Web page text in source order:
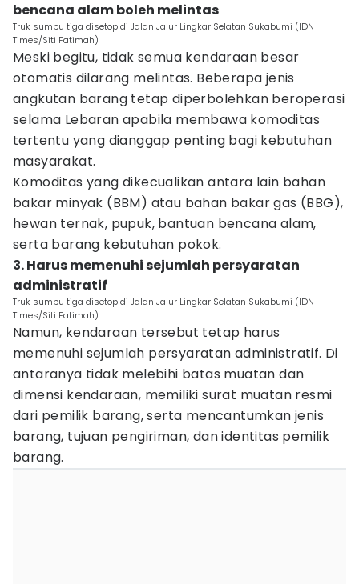
bencana alam boleh melintas
Truk sumbu tiga disetop di Jalan Jalur Lingkar Selatan Sukabumi (IDN
Times/Siti Fatimah)
Meski begitu, tidak semua kendaraan besar
otomatis dilarang melintas. Beberapa jenis
angkutan barang tetap diperbolehkan beroperasi
selama Lebaran apabila membawa komoditas
tertentu yang dianggap penting bagi kebutuhan
masyarakat.
Komoditas yang dikecualikan antara lain bahan
bakar minyak (BBM) atau bahan bakar gas (BBG),
hewan ternak, pupuk, bantuan bencana alam,
serta barang kebutuhan pokok.
3. Harus memenuhi sejumlah persyaratan
administratif
Truk sumbu tiga disetop di Jalan Jalur Lingkar Selatan Sukabumi (IDN
Times/Siti Fatimah)
Namun, kendaraan tersebut tetap harus
memenuhi sejumlah persyaratan administratif. Di
antaranya tidak melebihi batas muatan dan
dimensi kendaraan, memiliki surat muatan resmi
dari pemilik barang, serta mencantumkan jenis
barang, tujuan pengiriman, dan identitas pemilik
barang.